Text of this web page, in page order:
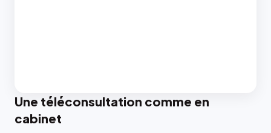
Une téléconsultation comme en
cabinet